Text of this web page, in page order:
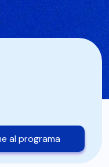
al programa